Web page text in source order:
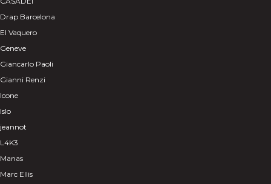
Drap Barcelona
El Vaquero
Geneve
Giancarlo Paoli
Gianni Renzi
Icone
Islo
jeannot
L4K3
Manas
Marc Ellis